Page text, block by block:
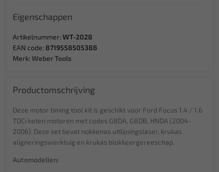
Eigenschappen
Artikelnummer: WT-2028
EAN code: 8719558505388
Merk: Weber Tools
Productomschrijving
Deze motor timing tool kit is geschikt voor Ford Focus 1.4 / 1.6
TDCi keten motoren met codes G8DA, G8DB, HNDA (2004-
2006). Deze set bevat nokkenas uitlijningslaser, krukas
aligneringswerktuig en krukas blokkeergereeschap.
Automodellen: